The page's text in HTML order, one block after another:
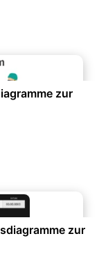
zur
zur